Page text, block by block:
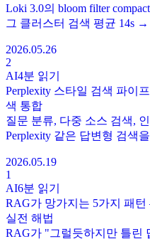
Loki 3.0의 bloom filter
그 클러스터 검색 평균 14s →
2026.05.26
2
AI4분 읽기
Perplexity 스타일 검색 파이
색 통합
질문 분류, 다중 소스 검색,
Perplexity 같은 답변형 검색
2026.05.19
1
AI6분 읽기
RAG가 망가지는 5가지 패
실전 해법
RAG가 "그럴듯하지만 틀린